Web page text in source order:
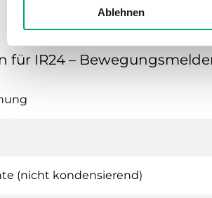
Ablehnen
für IR24 –
(nicht kondensierend)